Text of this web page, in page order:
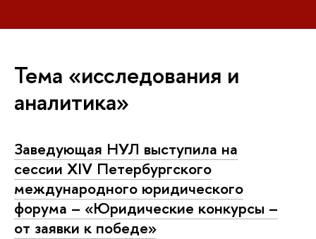
Тема «исследования и
аналитика»
Заведующая НУЛ выступила на
сессии XIV Петербургского
международного юридического
форума – «Юридические конкурсы –
от заявки к победе»